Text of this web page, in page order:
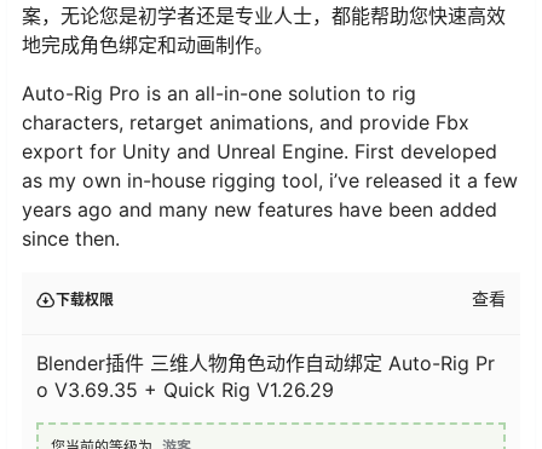
案，无论您是初学者还是专业人士，都能帮助您快速高效
地完成角色绑定和动画制作。
Auto-Rig Pro is an all-in-one solution to rig
characters, retarget animations, and provide Fbx
export for Unity and Unreal Engine. First developed
as my own in-house rigging tool, i’ve released it a few
years ago and many new features have been added
since then.
下载权限 查看
Blender插件 三维人物角色动作自动绑定 Auto-Rig Pr
o V3.69.35 + Quick Rig V1.26.29